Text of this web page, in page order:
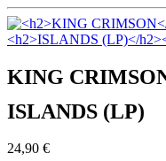
KING
ISLANDS (LP)
24,90 €